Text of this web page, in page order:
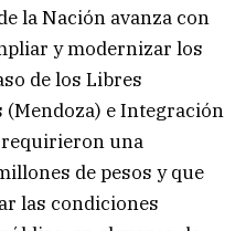
la Nación avanza con
y modernizar los
de los Libres
e Integración
requirieron una
de pesos y que
las condiciones